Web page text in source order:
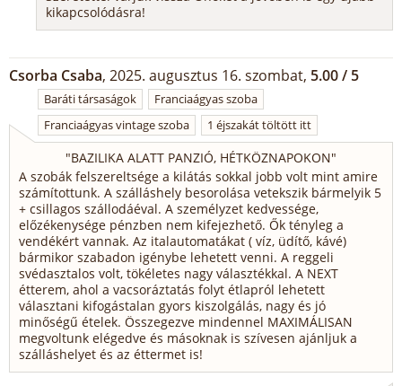
kikapcsolódásra!
Csorba Csaba, 2025. augusztus 16. szombat, 5.00 / 5
Baráti társaságok
Franciaágyas szoba
Franciaágyas vintage szoba
1 éjszakát töltött itt
"BAZILIKA ALATT PANZIÓ, HÉTKÖZNAPOKON"
A szobák felszereltsége a kilátás sokkal jobb volt mint amire
számítottunk. A szálláshely besorolása vetekszik bármelyik 5
+ csillagos szállodáéval. A személyzet kedvessége,
előzékenysége pénzben nem kifejezhető. Ők tényleg a
vendékért vannak. Az italautomatákat ( víz, üdítő, kávé)
bármikor szabadon igénybe lehetett venni. A reggeli
svédasztalos volt, tökéletes nagy választékkal. A NEXT
étterem, ahol a vacsoráztatás folyt étlapról lehetett
választani kifogástalan gyors kiszolgálás, nagy és jó
minőségű ételek. Összegezve mindennel MAXIMÁLISAN
megvoltunk elégedve és másoknak is szívesen ajánljuk a
szálláshelyet és az éttermet is!